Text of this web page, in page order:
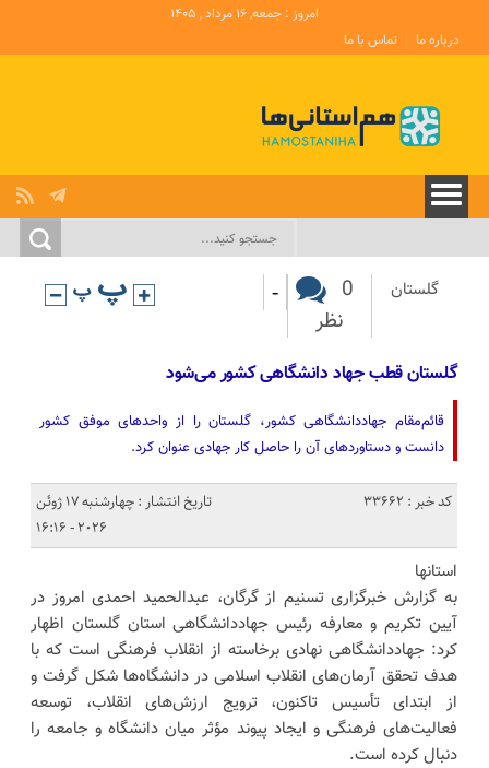
امروز : جمعه, ۱۶ مرداد , ۱۴۰۵
درباره ما
تماس با ما
گلستان
0
نظر
-
گلستان قطب‌ جهاد دانشگاهی کشور می‌شود
قائم‌مقام جهاددانشگاهی کشور، گلستان را از واحدهای موفق کشور
دانست و دستاوردهای آن را حاصل کار جهادی عنوان کرد.
کد خبر : 33662
تاریخ انتشار : چهارشنبه 17 ژوئن
2026 - 16:16
استانها
به گزارش خبرگزاری تسنیم از گرگان، عبدالحمید احمدی امروز در
آیین تکریم و معارفه رئیس جهاددانشگاهی استان گلستان اظهار
کرد: جهاددانشگاهی نهادی برخاسته از انقلاب فرهنگی است که با
هدف تحقق آرمان‌های انقلاب اسلامی در دانشگاه‌ها شکل گرفت و
از ابتدای تأسیس تاکنون، ترویج ارزش‌های انقلاب، توسعه
فعالیت‌های فرهنگی و ایجاد پیوند مؤثر میان دانشگاه و جامعه را
دنبال کرده است.